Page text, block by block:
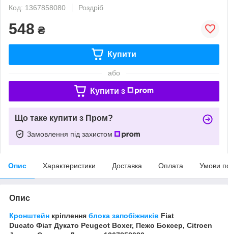
Код: 1367858080
Роздріб
548 ₴
Купити
або
Купити з
Що таке купити з Пром?
Замовлення під захистом
Опис Характеристики Доставка Оплата Умови
Опис
Кронштейн кріплення блока запобіжників Fiat
Ducato Фіат Дукато Peugeot Boxer, Пежо Боксер, Citroen